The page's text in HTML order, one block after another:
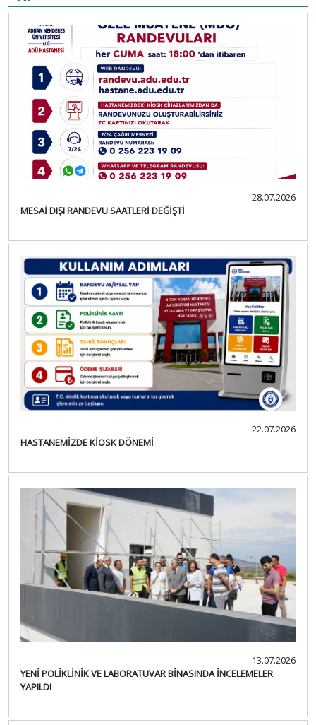
28.07.2026
MESAİ DIŞI RANDEVU SAATLERİ DEĞİŞTİ
22.07.2026
HASTANEMİZDE KİOSK DÖNEMİ
13.07.2026
YENİ POLİKLİNİK VE LABORATUVAR BİNASINDA İNCELEMELER
YAPILDI